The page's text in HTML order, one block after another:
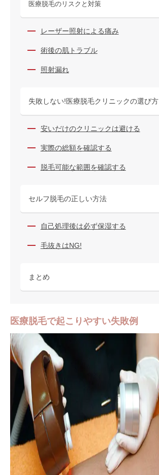
医療脱毛のリスクと対策
レーザー照射による痛み
術後の肌トラブル
照射漏れ
失敗しない!医療脱毛クリニックの選び方
安いだけのクリニックは避ける
実際の総額を確認する
脱毛可能な範囲を確認する
セルフ脱毛の正しい方法
自己処理後は必ず保湿する
毛抜きはNG!
まとめ
医療脱毛で起こりやすい失敗例